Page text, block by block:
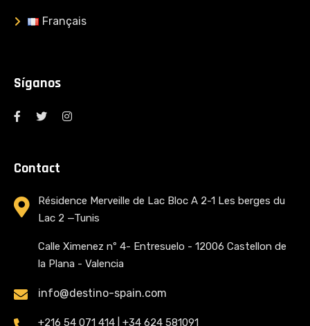
Français
Síganos
Contact
Résidence Merveille de Lac Bloc A 2-1 Les berges du
Lac 2 —Tunis
Calle Ximenez nº 4- Entresuelo - 12006 Castellon de
la Plana - Valencia
info@destino-spain.com
+216 54 071 414 | +34 624 581091